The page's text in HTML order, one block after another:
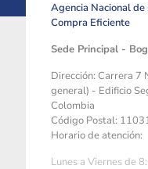
Agencia Nacional
Compra Eficiente
Sede Principal -
Dirección: Carrera 7
general) - Edificio
Colombia
Código Postal:
Horario de atención:
Lunes a Viernes de